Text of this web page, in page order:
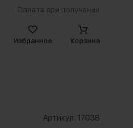
Оплата при получении
Избранное Корзина
Артикул: 17038